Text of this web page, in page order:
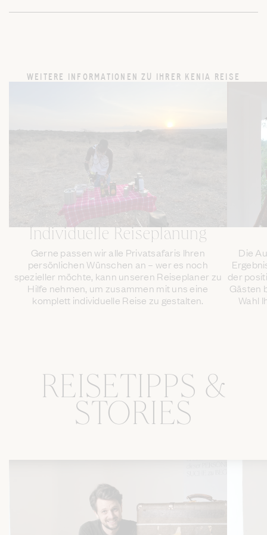
WEITERE INFORMATIONEN ZU IHRER KENIA REISE
Individuelle Reiseplanung
Gerne passen wir alle Privatsafaris Ihren
persönlichen Wünschen an – wer es noch
spezieller möchte, kann unseren Reiseplaner zu
Hilfe nehmen, um zusammen mit uns eine
komplett individuelle Reise zu gestalten.
Die
der
Gästen
Wahl
REISETIPPS &
STORIES